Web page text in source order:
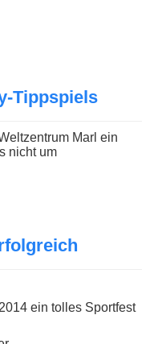
Tippspiels
Marl ein
nicht um
ein tolles Sportfest